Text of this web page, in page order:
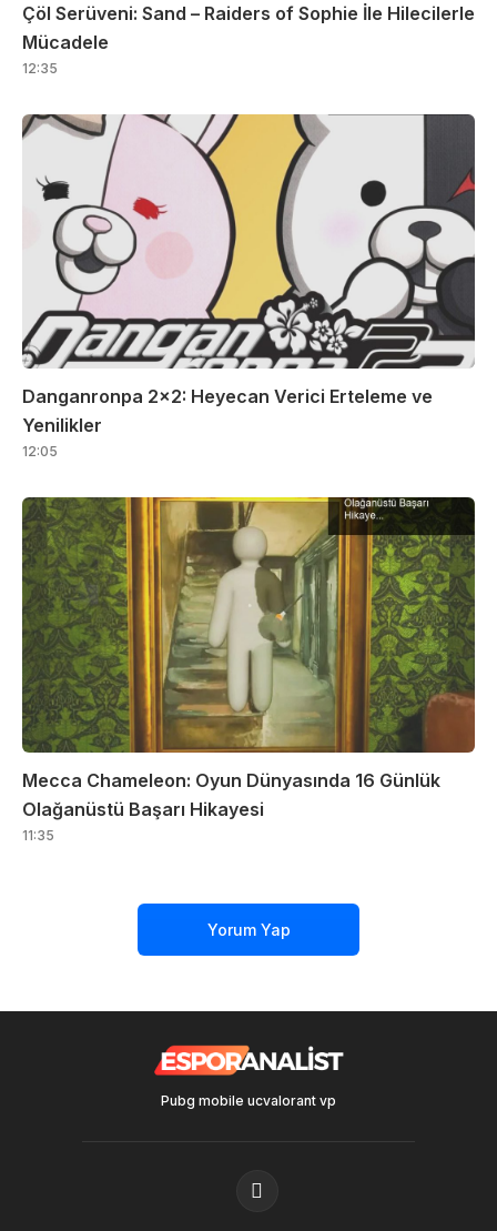
Çöl Serüveni: Sand – Raiders of Sophie İle Hilecilerle
Mücadele
12:35
Danganronpa 2×2: Heyecan Verici Erteleme ve
Yenilikler
12:05
Mecca Chameleon: Oyun Dünyasında 16 Günlük
Olağanüstü Başarı Hikayesi
11:35
Yorum Yap
Pubg mobile ucvalorant vp